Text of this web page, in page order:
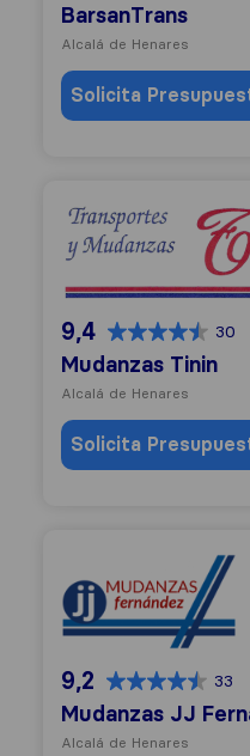
BarsanTrans
Alcalá de Henares
Solicita
Mudanzas Tinin
9,4 30
Mudanzas Tinin
Alcalá de Henares
Solicita
Mudanzas JJ
9,2 33
Mudanzas JJ
Alcalá de Henares